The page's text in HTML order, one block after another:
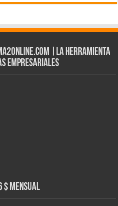
|La herramienta
empresariales
$ Mensual